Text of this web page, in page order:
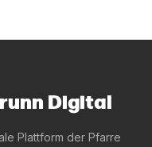
Digital
Plattform der Pfarre